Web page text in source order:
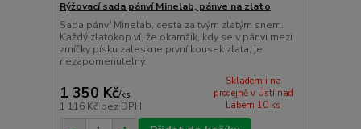
Rýžovací sada pánví Minelab, pánve na zlato
Sada pánví Minelab, cesta za tvým zlatým snem.
Každý zlatokop ví, že okamžik, kdy se v pánvi mezi
zrníčky písku zaleskne první kousek zlata, je
nezapomenutelný.
1 350 Kč/ks
1 116 Kč bez DPH
Skladem i na
prodejně v Ústí nad
Labem 10 ks